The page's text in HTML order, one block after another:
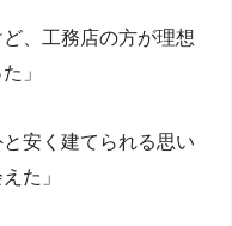
、工務店の方が理想
」
安く建てられる思い
た」